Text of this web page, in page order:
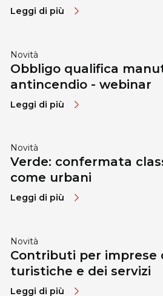
Leggi di più
Novità
Obbligo qualifica
antincendio - webinar
Leggi di più
Novità
Verde: confermata
come urbani
Leggi di più
Novità
Contributi per imprese
turistiche e dei servizi
Leggi di più